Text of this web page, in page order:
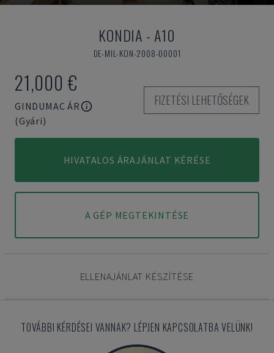
KONDIA - A10
DE-MIL-KON-2008-00001
21,000 €
GINDUMAC ÁR
(Gyári)
FIZETÉSI LEHETŐSÉGEK
HIVATALOS ÁRAJÁNLAT KÉRÉSE
A GÉP MEGTEKINTÉSE
ELLENAJÁNLAT KÉSZÍTÉSE
TOVÁBBI KÉRDÉSEI VANNAK? LÉPJEN KAPCSOLATBA VELÜNK!